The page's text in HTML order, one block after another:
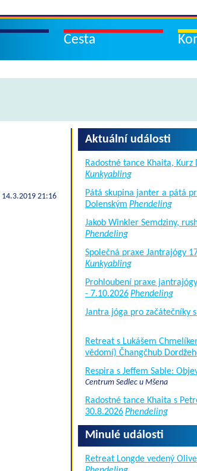
Cesta
14.3.2019 21:16
Aktuální události
Radostné tance Khaita, Kurz
Kunkyabling
Pátá skupina janter a pátá
Dolenským Phendeling
Jakob Winkler Semdziny,
Phendeling
Společná praxe Jantrajógy
Kunkyabling
Prohloubení praxe
- 7.10.2026Phendeling
Jantra jóga pro začátečníky
Retreat s Lukášem
vědomí) Čhangčhub
Respira s Jeffem Sable:
Centrum Sedlec u Mšena
Radostné tance Khaita s
30.8.2026Phendeling
Minulé události
Retreat Longde vedený